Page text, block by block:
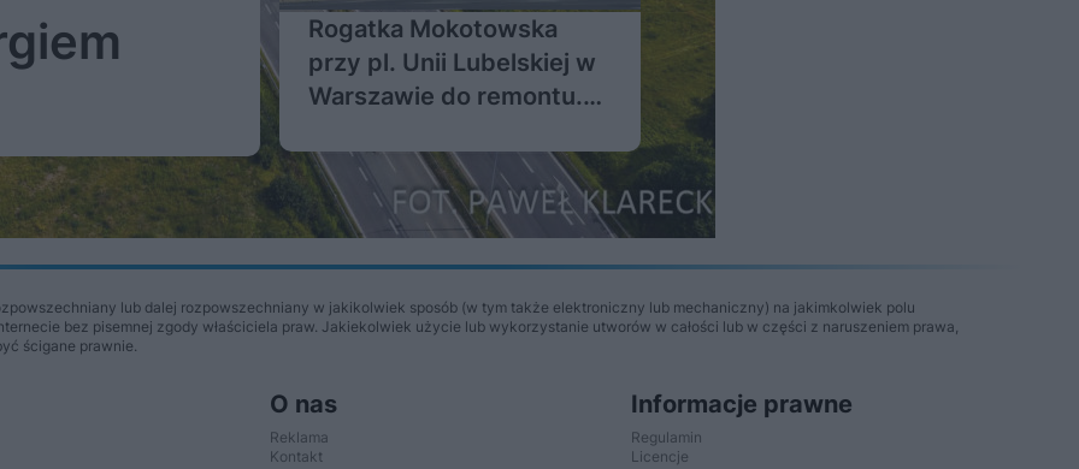
Rogatka Mokotowska
przy pl. Unii Lubelskiej w
Warszawie do remontu.
Więcej
lub dalej rozpowszechniany w jakikolwiek sposób (w tym także elektroniczny lub mechaniczny) na jakimkolwiek polu
bez pisemnej zgody właściciela praw. Jakiekolwiek użycie lub wykorzystanie utworów w całości lub w części z naruszeniem prawa,
ścigane prawnie.
O nas
Reklama
Kontakt
Informacje prawne
Regulamin
Licencje